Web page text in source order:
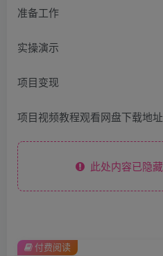
准备工作
实操演示
项目变现
项目视频教程观看网盘下载地址
此处内容已隐
付费阅读